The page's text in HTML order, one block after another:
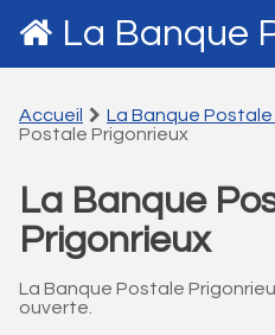
La Banque
Accueil La Banque
Postale Prigonrieux
La Banque
Prigonrieux
La Banque Postale
ouverte.